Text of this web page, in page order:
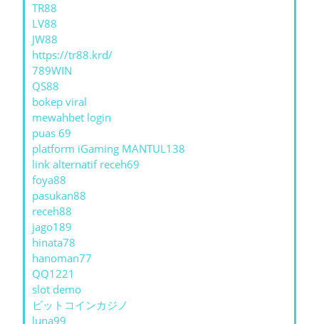
TR88
LV88
JW88
https://tr88.krd/
789WIN
QS88
bokep viral
mewahbet login
puas 69
platform iGaming MANTUL138
link alternatif receh69
foya88
pasukan88
receh88
jago189
hinata78
hanoman77
QQ1221
slot demo
ビットコインカジノ
luna99